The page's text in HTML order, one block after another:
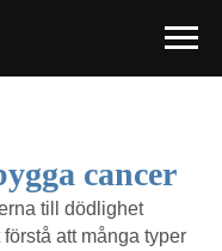
cancer
till dödlighet
att många typer